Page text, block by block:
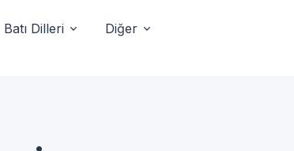
Batı Dilleri Diğer